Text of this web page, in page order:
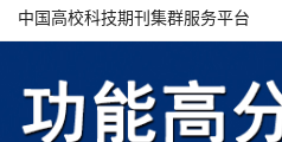
中国高校科技期刊集群服务平台